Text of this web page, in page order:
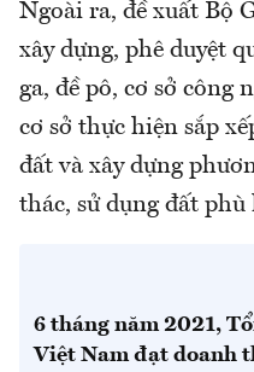
Ngoài ra, đề xuất Bộ
xây dựng, phê duyệt
ga, đề pô, cơ sở công
cơ sở thực hiện sắp
đất và xây dựng
thác, sử dụng đất
6 tháng năm 2021,
Việt Nam đạt doanh